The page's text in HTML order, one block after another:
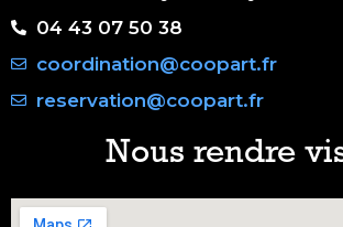
04 43 07 50 38
coordination@coopart.fr
reservation@coopart.fr
Nous rendre